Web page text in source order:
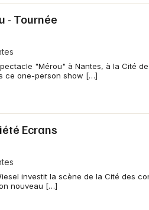
- Tournée
"Mérou" à Nantes, à la Cité
ce one-person show […]
Ecrans
investit la scène de la Cité des
nouveau […]